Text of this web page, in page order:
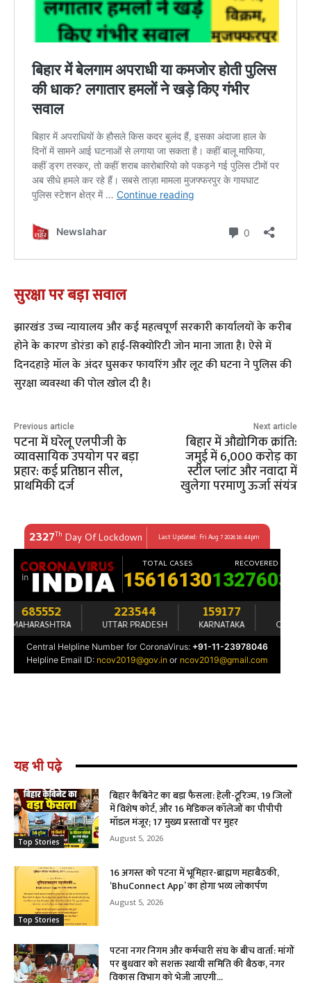
सुरक्षा पर बड़ा सवाल
​झारखंड उच्च न्यायालय और कई महत्वपूर्ण सरकारी कार्यालयों के करीब
होने के कारण डोरंडा को हाई-सिक्योरिटी जोन माना जाता है। ऐसे में
दिनदहाड़े मॉल के अंदर घुसकर फायरिंग और लूट की घटना ने पुलिस की
सुरक्षा व्यवस्था की पोल खोल दी है।
Previous article
पटना में घरेलू एलपीजी के
व्यावसायिक उपयोग पर बड़ा
प्रहार: कई प्रतिष्ठान सील,
प्राथमिकी दर्ज
Next article
बिहार में औद्योगिक क्रांति:
जमुई में 6,000 करोड़ का
स्टील प्लांट और नवादा में
खुलेगा परमाणु ऊर्जा संयंत्र
यह भी पढ़े
Top Stories
बिहार कैबिनेट का बड़ा फैसला: हेली-टूरिज्म, 19 जिलों
में विशेष कोर्ट, और 16 मेडिकल कॉलेजों का पीपीपी
मॉडल मंजूर; 17 मुख्य प्रस्तावों पर मुहर
August 5, 2026
Top Stories
16 अगस्त को पटना में भूमिहार-ब्राह्मण महाबैठकी,
‘BhuConnect App’ का होगा भव्य लोकार्पण
August 5, 2026
पटना नगर निगम और कर्मचारी संघ के बीच वार्ता: मांगों
पर बुधवार को सशक्त स्थायी समिति की बैठक, नगर
विकास विभाग को भेजी जाएगी...